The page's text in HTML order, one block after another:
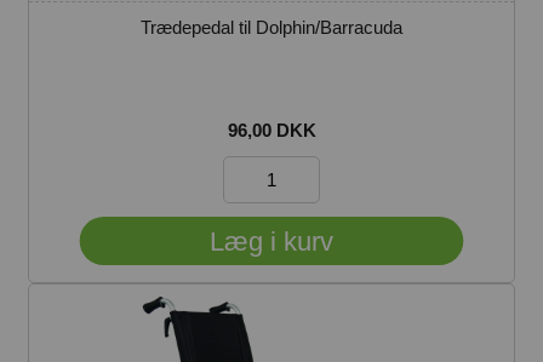
Trædepedal til Dolphin/Barracuda
96,00 DKK